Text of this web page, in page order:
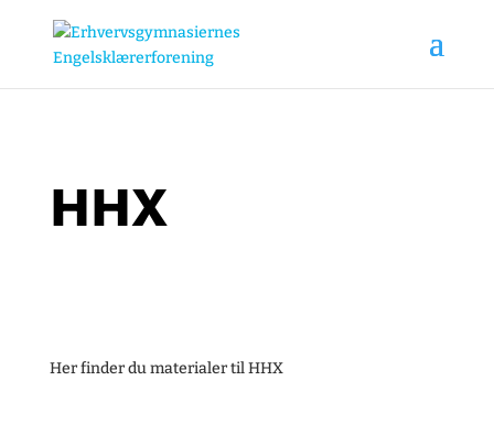
HHX
Her finder du materialer til HHX